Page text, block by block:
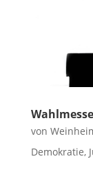
von
Demokratie,